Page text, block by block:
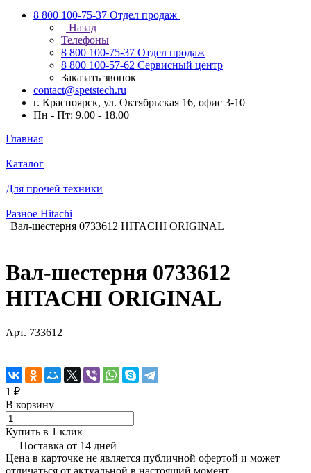
8 800 100-75-37 Отдел продаж
Назад
Телефоны
8 800 100-75-37 Отдел продаж
8 800 100-57-62 Сервисный центр
Заказать звонок
contact@spetstech.ru
г. Красноярск, ул. Октябрьская 16, офис 3-10
Пн - Пт: 9.00 - 18.00
Главная
Каталог
Для прочей техники
Разное Hitachi
Вал-шестерня 0733612 HITACHI ORIGINAL
Вал-шестерня 0733612
HITACHI ORIGINAL
Арт. 733612
1 ₽
В корзину
Купить в 1 клик
Поставка от 14 дней
Цена в карточке не является публичной офертой и может
отличаться от актуальной в настоящий момент